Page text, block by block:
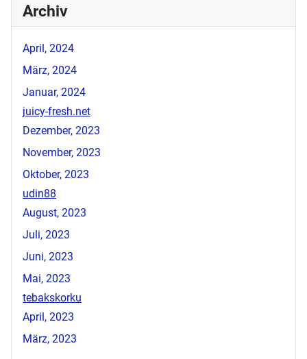
Archiv
April, 2024
März, 2024
Januar, 2024
juicy-fresh.net
Dezember, 2023
November, 2023
Oktober, 2023
udin88
August, 2023
Juli, 2023
Juni, 2023
Mai, 2023
tebakskorku
April, 2023
März, 2023